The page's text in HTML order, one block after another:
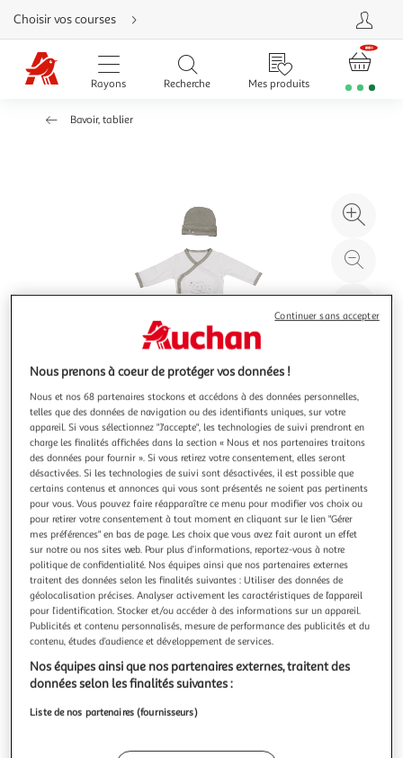
Aller
directement
au
contenu
Aller
directement
Aller
Choisir vos courses
Rayons Recherche Mes produits
Bavoir, tablier
à
100
le
Illustration
précédente
Illustration
suivante
TOM & ZOÉ
Coffret naissance bébé vêtement 0-3 mois taupe
Informations Techniques : Dimensions : L. 4 x l. 24 x H. 24
cm Matières : Coton & Polyester Spécificités : Doux &
Agréable Coffret Naissance pour Bébé Contient : 1 Body 1
Bonnet 1 Paire de Chaussettes Taille 0-3 Mois French
Design Poids : 0,09 kg Couleur : Taupe & Blanc
En savoir +
Vendu parParis Prix
Livr. ou retrait dès 3/4 jours
A partir de 7,99€
Plus d'options
Vendu parParis Prix
Nous prenons à coeur de protéger vos données !
Nous et nos 68 partenaires stockons et accédons à des données personnelles,
telles que des données de navigation ou des identifiants uniques, sur votre
appareil. Si vous sélectionnez "J'accepte", les technologies de suivi prendront en
charge les finalités affichées dans la section « Nous et nos partenaires traitons
des données pour fournir ». Si vous retirez votre consentement, elles seront
désactivées. Si les technologies de suivi sont désactivées, il est possible que
certains contenus et annonces qui vous sont présentés ne soient pas pertinents
pour vous. Vous pouvez faire réapparaître ce menu pour modifier vos choix ou
pour retirer votre consentement à tout moment en cliquant sur le lien "Gérer
mes préférences" en bas de page. Les choix que vous avez fait auront un effet
sur notre ou nos sites web. Pour plus d’informations, reportez-vous à notre
politique de confidentialité. Nos équipes ainsi que nos partenaires externes
traitent des données selon les finalités suivantes : Utiliser des données de
géolocalisation précises. Analyser activement les caractéristiques de l’appareil
pour l’identification. Stocker et/ou accéder à des informations sur un appareil.
Publicités et contenu personnalisés, mesure de performance des publicités et du
contenu, études d’audience et développement de services.
Nos équipes ainsi que nos partenaires externes, traitent des
données selon les finalités suivantes :
Liste de nos partenaires (fournisseurs)
Continuer sans accepter